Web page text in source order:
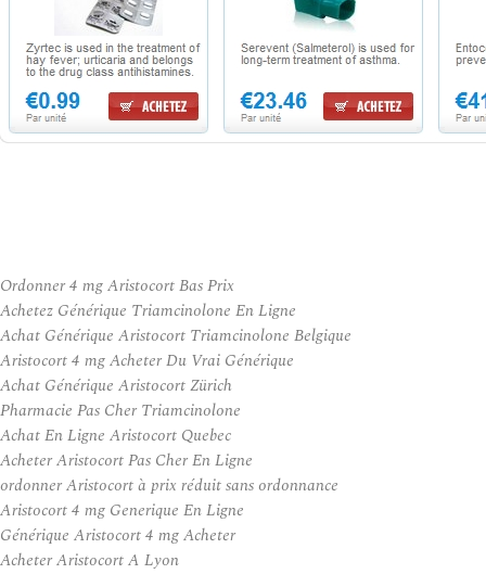
Ordonner 4 mg Aristocort Bas Prix
Achetez Générique Triamcinolone En Ligne
Achat Générique Aristocort Triamcinolone Belgique
Aristocort 4 mg Acheter Du Vrai Générique
Achat Générique Aristocort Zürich
Pharmacie Pas Cher Triamcinolone
Achat En Ligne Aristocort Quebec
Acheter Aristocort Pas Cher En Ligne
ordonner Aristocort à prix réduit sans ordonnance
Aristocort 4 mg Generique En Ligne
Générique Aristocort 4 mg Acheter
Acheter Aristocort A Lyon